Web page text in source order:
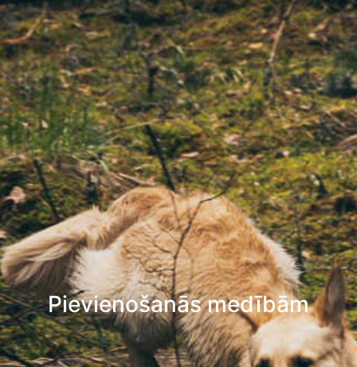
Pievienošanās medībām